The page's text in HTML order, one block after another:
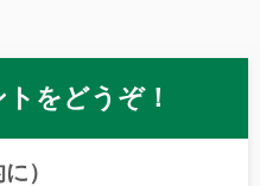
をどうぞ！
）